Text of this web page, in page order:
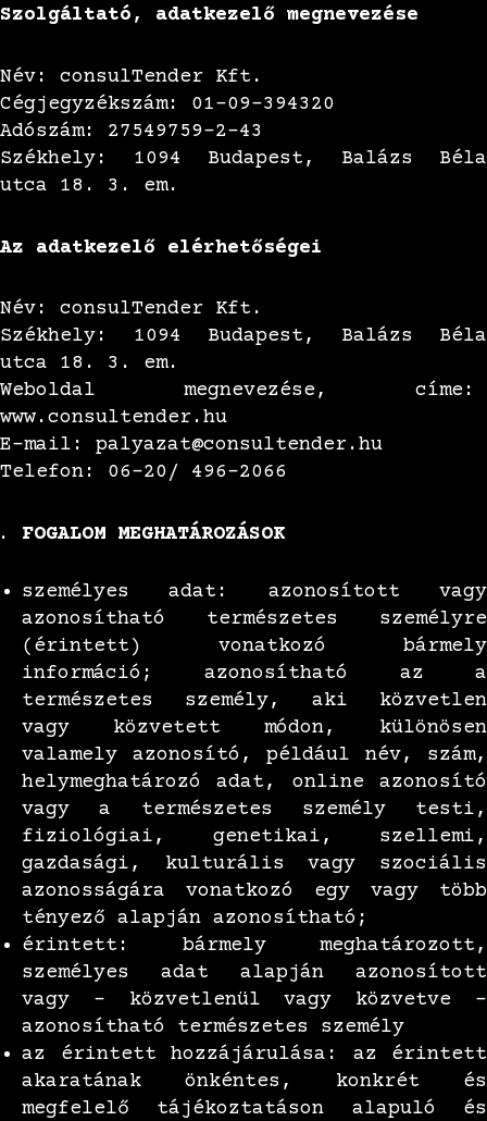
Szolgáltató, adatkezelő megnevezése
Név: consulTender Kft.
Cégjegyzékszám: 01-09-394320
Adószám: 27549759-2-43
Székhely: 1094 Budapest, Balázs Béla
utca 18. 3. em.
Az adatkezelő elérhetőségei
Név: consulTender Kft.
Székhely: 1094 Budapest, Balázs Béla
utca 18. 3. em.
Weboldal megnevezése, címe:
www.consultender.hu
E-mail: palyazat@consultender.hu
Telefon: 06-20/ 496-2066
FOGALOM MEGHATÁROZÁSOK
személyes adat: azonosított vagy
azonosítható természetes személyre
(érintett) vonatkozó bármely
információ; azonosítható az a
természetes személy, aki közvetlen
vagy közvetett módon, különösen
valamely azonosító, például név, szám,
helymeghatározó adat, online azonosító
vagy a természetes személy testi,
fiziológiai, genetikai, szellemi,
gazdasági, kulturális vagy szociális
azonosságára vonatkozó egy vagy több
tényező alapján azonosítható;
érintett: bármely meghatározott,
személyes adat alapján azonosított
vagy – közvetlenül vagy közvetve –
azonosítható természetes személy
az érintett hozzájárulása: az érintett
akaratának önkéntes, konkrét és
megfelelő tájékoztatáson alapuló és